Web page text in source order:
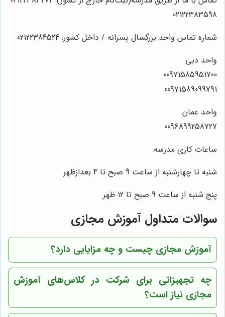
02122383598
شماره تماس واحد بزرگسال پسرانه / داخل کشور: 02122384524
واحد دبی
00971585951700
00971589099791
واحد عمان
0096899258727
ساعات کاری مدرسه:
شنبه تا چهارشنبه از ساعت 9 صبح تا 4 بعدازظهر
پنج شنبه از ساعت 9 صبح تا 12 ظهر
سوالات متداول آموزش مجازی
آموزش مجازی چیست و چه مزایایی دارد؟
چه تجهیزاتی برای شرکت در کلاس‌های آموزش
مجازی نیاز است؟